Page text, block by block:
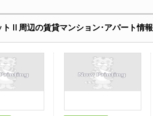
トⅡ周辺の賃貸マンション･アパート情報